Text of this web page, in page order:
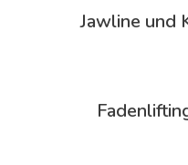
Jawline und